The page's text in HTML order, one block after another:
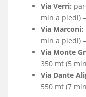
Via Verri:
min a piedi) –
Via Marconi:
min a piedi) –
Via Monte
350 mt (5
Via Dante
550 mt (7